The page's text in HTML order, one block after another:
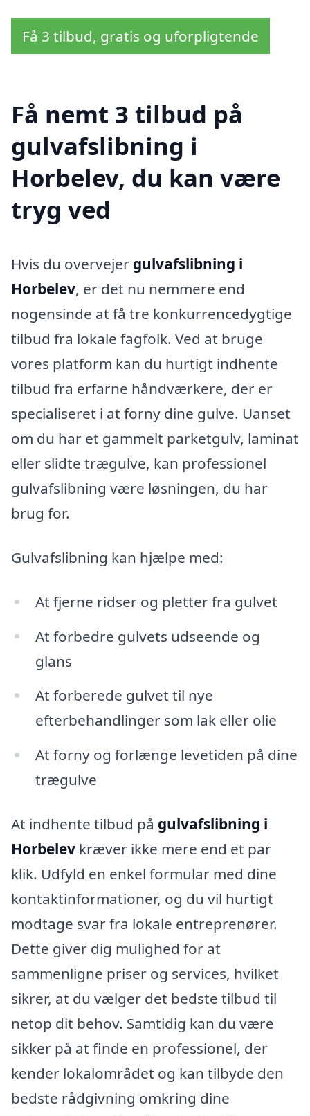
Få 3 tilbud, gratis og uforpligtende
Få nemt 3 tilbud på
gulvafslibning i
Horbelev, du kan være
tryg ved
Hvis du overvejer gulvafslibning i
Horbelev, er det nu nemmere end
nogensinde at få tre konkurrencedygtige
tilbud fra lokale fagfolk. Ved at bruge
vores platform kan du hurtigt indhente
tilbud fra erfarne håndværkere, der er
specialiseret i at forny dine gulve. Uanset
om du har et gammelt parketgulv, laminat
eller slidte trægulve, kan professionel
gulvafslibning være løsningen, du har
brug for.
Gulvafslibning kan hjælpe med:
At fjerne ridser og pletter fra gulvet
At forbedre gulvets udseende og
glans
At forberede gulvet til nye
efterbehandlinger som lak eller olie
At forny og forlænge levetiden på dine
trægulve
At indhente tilbud på gulvafslibning i
Horbelev kræver ikke mere end et par
klik. Udfyld en enkel formular med dine
kontaktinformationer, og du vil hurtigt
modtage svar fra lokale entreprenører.
Dette giver dig mulighed for at
sammenligne priser og services, hvilket
sikrer, at du vælger det bedste tilbud til
netop dit behov. Samtidig kan du være
sikker på at finde en professionel, der
kender lokalområdet og kan tilbyde den
bedste rådgivning omkring dine